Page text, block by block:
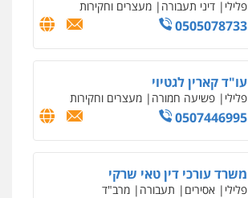
פלילי דיני תעבורה מעצרים וחקירות
0505078733
עו"ד קארין לגטיוי
פלילי פשיעה חמורה מעצרים וחקירות
0507446995
משרד עורכי דין טאי שרקי
פלילי אסירים תעבורה מרב"ד